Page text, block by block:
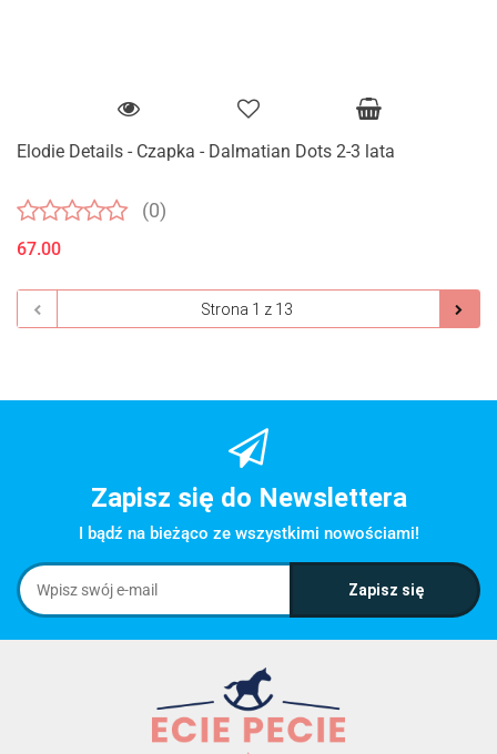
Elodie Details - Czapka - Dalmatian Dots 2-3 lata
(0)
67.00
Zapisz się do Newslettera
I bądź na bieżąco ze wszystkimi nowościami!